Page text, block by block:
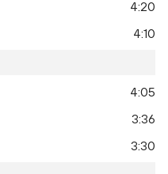
4:20
4:10
4:05
3:36
3:30